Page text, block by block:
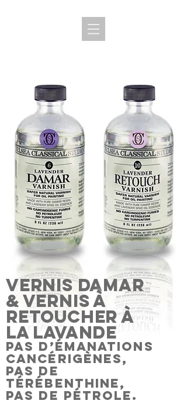
VERNIS DAMAR
& VERNIS À
RETOUCHER À
LA LAVANDE
PAS D’ÉMANATIONS
CANCÉRIGÈNES,
Pas de
térébenthine,
Pas de pétrole.